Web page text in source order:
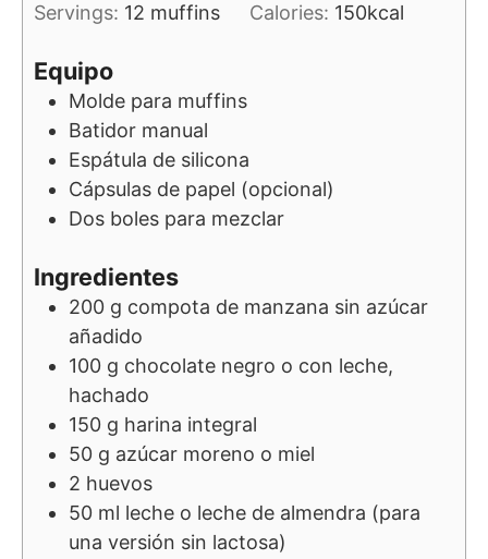
Servings: 12 muffins Calories: 150kcal
Equipo
Molde para muffins
Batidor manual
Espátula de silicona
Cápsulas de papel (opcional)
Dos boles para mezclar
Ingredientes
200 g compota de manzana sin azúcar
añadido
100 g chocolate negro o con leche,
hachado
150 g harina integral
50 g azúcar moreno o miel
2 huevos
50 ml leche o leche de almendra (para
una versión sin lactosa)